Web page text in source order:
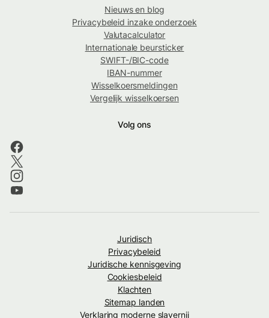
Nieuws en blog
Privacybeleid inzake onderzoek
Valutacalculator
Internationale beursticker
SWIFT-/BIC-code
IBAN-nummer
Wisselkoersmeldingen
Vergelijk wisselkoersen
Volg ons
Juridisch
Privacybeleid
Juridische kennisgeving
Cookiesbeleid
Klachten
Sitemap landen
Verklaring moderne slavernij